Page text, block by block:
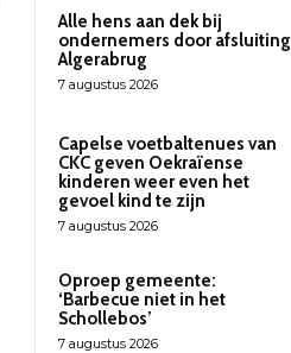
Alle hens aan dek bij
ondernemers door afsluiting
Algerabrug
7 augustus 2026
Capelse voetbaltenues van
CKC geven Oekraïense
kinderen weer even het
gevoel kind te zijn
7 augustus 2026
Oproep gemeente:
‘Barbecue niet in het
Schollebos’
7 augustus 2026